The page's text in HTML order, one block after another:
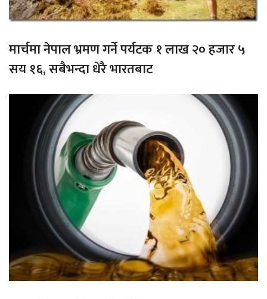
मार्चमा नेपाल भ्रमण गर्ने पर्यटक १ लाख २० हजार ५
सय १६, सबैभन्दा धेरै भारतबाट